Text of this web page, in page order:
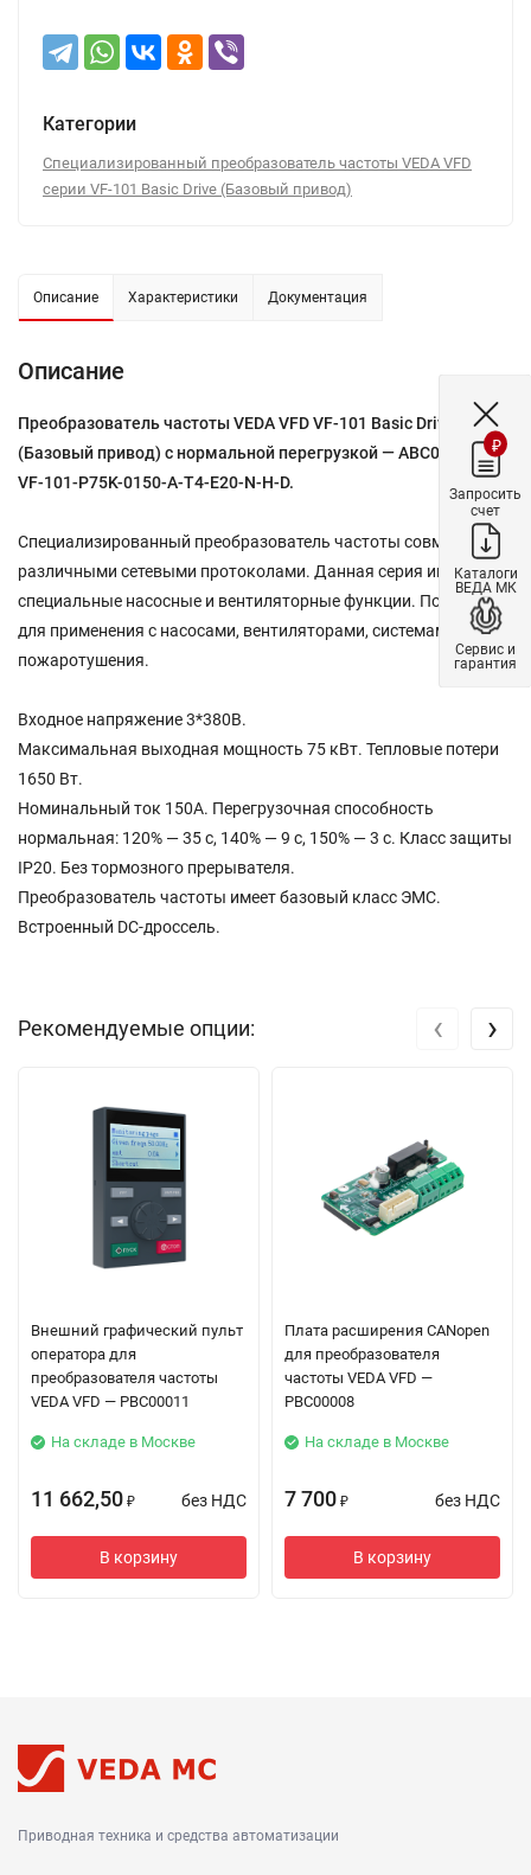
Категории
Специализированный преобразователь частоты VEDA VFD
серии VF-101 Basic Drive (Базовый привод)
Описание Характеристики Документация
Описание
Преобразователь частоты VEDA VFD VF-101 Basic Drive
(Базовый привод) с нормальной перегрузкой — ABC00067 —
VF-101-P75K-0150-A-T4-E20-N-H-D.
Специализированный преобразователь частоты совместим с
различными сетевыми протоколами. Данная серия имеет
специальные насосные и вентиляторные функции. Подходит
для применения с насосами, вентиляторами, системами
пожаротушения.
Входное напряжение 3*380В.
Максимальная выходная мощность 75 кВт. Тепловые потери
1650 Вт.
Номинальный ток 150A. Перегрузочная способность
нормальная: 120% — 35 с, 140% — 9 с, 150% — 3 с. Класс защиты
IP20. Без тормозного прерывателя.
Преобразователь частоты имеет базовый класс ЭМС.
Встроенный DC-дроссель.
Рекомендуемые опции:
Внешний графический пульт
оператора для
преобразователя частоты
VEDA VFD — PBC00011
На складе в Москве
11 662,50 ₽ без НДС
В корзину
Плата расширения CANopen
для преобразователя
частоты VEDA VFD —
PBC00008
На складе в Москве
7 700 ₽ без НДС
В корзину
‹ ›
Приводная техника и средства автоматизации
₽
Запросить
счет
Каталоги
ВЕДА МК
Сервис и
гарантия